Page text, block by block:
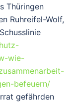
Thüringen
Ruhreifel-Wolf,
wie-
befeuern/
gefährden